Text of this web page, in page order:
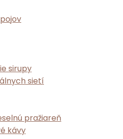
sirupy
sietí
pražiareň
kávy